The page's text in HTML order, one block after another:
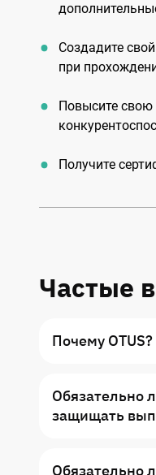
Создадите
при
Повысите свою
Получите
Частые
Почему OTUS?
через OTUS
Обязательно
защищать
Обязательно